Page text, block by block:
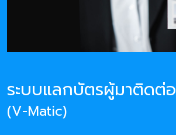
ระบบแลกบัตรผู้มาติดต่อ
(V-Matic)